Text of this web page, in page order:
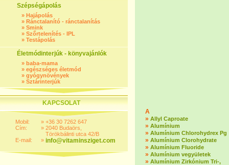
Szépségápolás
» Hajápolás
» Ránctalanító - ránctalanítás
» Smink
» Szőrtelenítés - IPL
» Testápolás
Életmódinterjúk - könyvajánlók
» baba-mama
» egészséges életmód
» gyógynövények
» Sztárinterjúk
KAPCSOLAT
Mobil:
Cím:
E-mail:
»
»
»
+36 30 7262 647
2040 Budaörs,
Törökbálinti utca 42/B
info@vitaminsziget.com
A
» Allyl Caproate
» Alumínium
» Alumínium Chlorohydrex Pg
» Alumínium Clorohydrate
» Alumínium Fluoride
» Alumínium vegyületek
» Alumínium Zirkónium Tri-,